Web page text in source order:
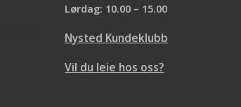
Lørdag: 10.00 – 15.00
Nysted Kundeklubb
Vil du leie hos oss?